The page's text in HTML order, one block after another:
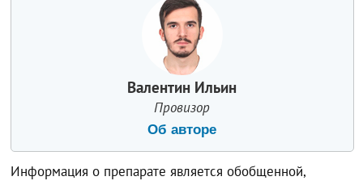
Валентин Ильин
Провизор
Об авторе
Информация о препарате является обобщенной,